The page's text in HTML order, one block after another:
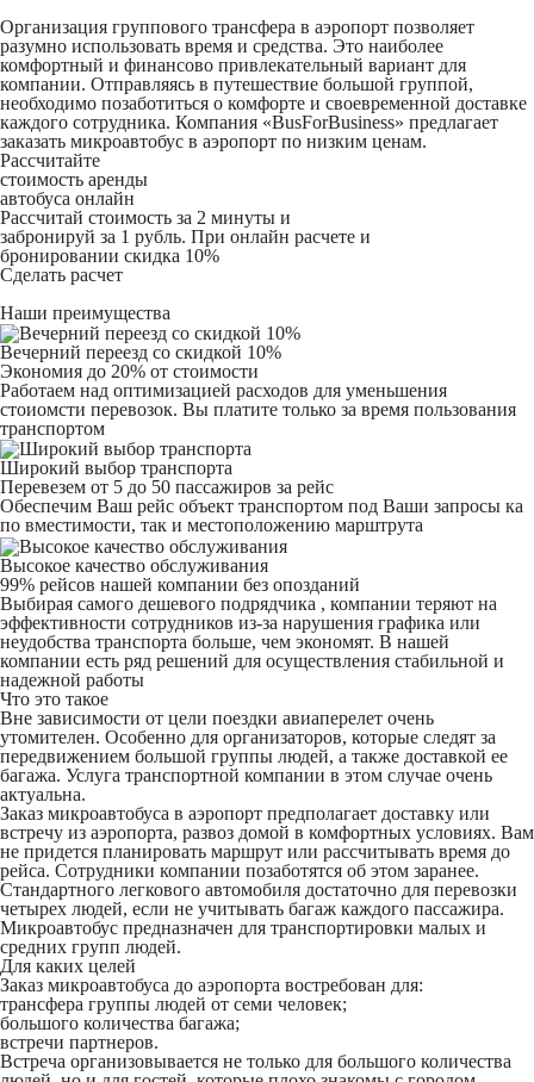
Организация группового трансфера в аэропорт позволяет
разумно использовать время и средства. Это наиболее
комфортный и финансово привлекательный вариант для
компании. Отправляясь в путешествие большой группой,
необходимо позаботиться о комфорте и своевременной доставке
каждого сотрудника. Компания «BusForBusiness» предлагает
заказать микроавтобус в аэропорт по низким ценам.
Рассчитайте
стоимость аренды
автобуса онлайн
Рассчитай стоимость за 2 минуты и
забронируй за 1 рубль. При онлайн расчете и
бронировании скидка 10%
Сделать расчет
Наши преимущества
Вечерний переезд со скидкой 10%
Экономия до 20% от стоимости
Работаем над оптимизацией расходов для уменьшения
стоиомсти перевозок. Вы платите только за время пользования
транспортом
Широкий выбор транспорта
Перевезем от 5 до 50 пассажиров за рейс
Обеспечим Ваш рейс объект транспортом под Ваши запросы ка
по вместимости, так и местоположению марштрута
Высокое качество обслуживания
99% рейсов нашей компании без опозданий
Выбирая самого дешевого подрядчика , компании теряют на
эффективности сотрудников из-за нарушения графика или
неудобства транспорта больше, чем экономят. В нашей
компании есть ряд решений для осуществления стабильной и
надежной работы
Что это такое
Вне зависимости от цели поездки авиаперелет очень
утомителен. Особенно для организаторов, которые следят за
передвижением большой группы людей, а также доставкой ее
багажа. Услуга транспортной компании в этом случае очень
актуальна.
Заказ микроавтобуса в аэропорт предполагает доставку или
встречу из аэропорта, развоз домой в комфортных условиях. Вам
не придется планировать маршрут или рассчитывать время до
рейса. Сотрудники компании позаботятся об этом заранее.
Стандартного легкового автомобиля достаточно для перевозки
четырех людей, если не учитывать багаж каждого пассажира.
Микроавтобус предназначен для транспортировки малых и
средних групп людей.
Для каких целей
Заказ микроавтобуса до аэропорта востребован для:
трансфера группы людей от семи человек;
большого количества багажа;
встречи партнеров.
Встреча организовывается не только для большого количества